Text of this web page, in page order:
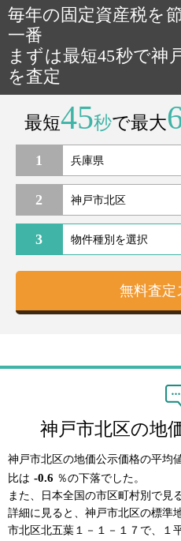
毎年の固定資産税を
一番
まずは最短45秒で神
を査定
最短45秒で最大
1
2
3
神戸市北区の地
神戸市北区の地価公示価格の平均
比は -0.6 ％の下落でした。
また、日本全国の市区町村別で見
詳細に見ると、神戸市北区の標準
市北区北五葉１－１－１７で、１